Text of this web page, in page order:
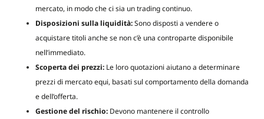
mercato, in modo che ci sia un trading continuo.
Disposizioni sulla liquidità:Sono disposti a vendere o
acquistare titoli anche se non c’è una controparte disponibile
nell’immediato.
Scoperta dei prezzi: Le loro quotazioni aiutano a determinare
prezzi di mercato equi, basati sul comportamento della domanda
e dell’offerta.
Gestione del rischio: Devono mantenere il controllo